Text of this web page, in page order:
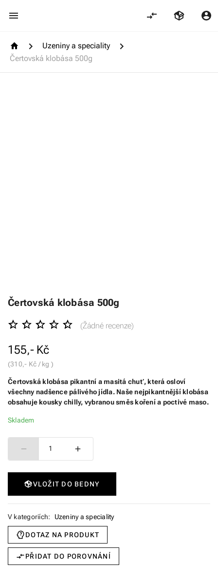
Uzeniny a speciality
Čertovská klobása 500g
Čertovská klobása 500g
(Žádné recenze)
155,- Kč
(310,- Kč / kg )
Čertovská klobása pikantní a masitá chuť, která osloví
všechny nadšence pálivého jídla. Naše nejpikantnější klobása
obsahuje kousky chilly, vybranou směs koření a poctivé maso.
Skladem
1
VLOŽIT DO BEDNY
V kategoriích: Uzeniny a speciality
DOTAZ NA PRODUKT
PŘIDAT DO POROVNÁNÍ